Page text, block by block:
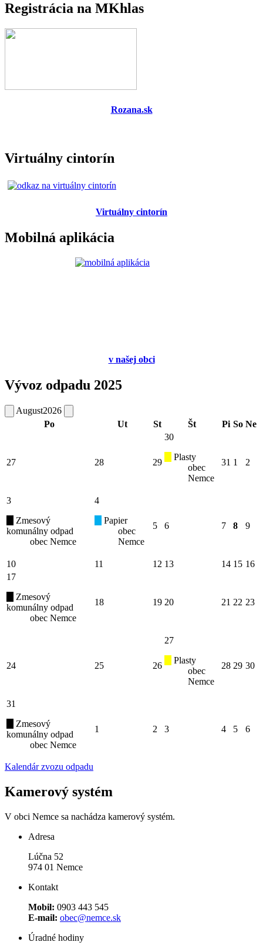
Registrácia na MKhlas
Rozana.sk
Virtuálny cintorín
Virtuálny cintorín
Mobilná aplikácia
vnašej obci
Vývoz odpadu 2025
August2026
Po
Ut St Št Pi So Ne
27 28 29
30
Plasty
obec
Nemce
31 1 2
3
Zmesový
komunálny odpad
obec Nemce
4
Papier
obec
Nemce
5 6 7 8 9
10 11 12 13 14 15 16
17
Zmesový
komunálny odpad
obec Nemce
18 19 20 21 22 23
24 25 26
27
Plasty
obec
Nemce
28 29 30
31
Zmesový
komunálny odpad
obec Nemce
1 2 3 4 5 6
Kalendár zvozu odpadu
Kamerový systém
V obci Nemce sa nachádza kamerový systém.
Adresa
Lúčna 52
974 01 Nemce
Kontakt
Mobil: 0903 443 545
E-mail: obec@nemce.sk
Úradné hodiny